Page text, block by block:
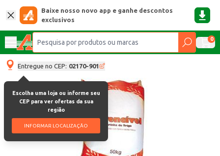
Baixe nosso novo app e ganhe descontos
exclusivos
0
Entregue no CEP: 02170-901
Escolha uma loja ou informe seu
CEP para ver ofertas da sua
região
INFORMAR LOCALIZAÇÃO